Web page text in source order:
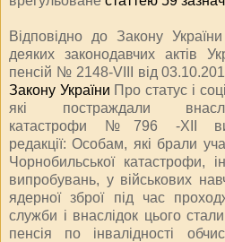
Відповідно до Закону України
деяких законодавчих актів
пенсій № 2148-VIII від
Закону України Про статус і
які постраждали
катастрофи №796 -ХІІ
редакції:Особам, які брали
Чорнобильської катастрофи,
випробувань, у військових
ядерної зброї під час
служби і внаслідок цього
пенсія по інвалідності